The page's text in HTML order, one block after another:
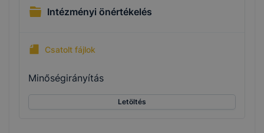
Intézményi önértékelés
Csatolt fájlok
Minőségirányítás
Letöltés